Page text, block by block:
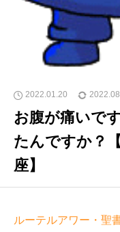
2022.01.20
お腹が痛いで
たんですか？
座】
ルーテルアワー・聖